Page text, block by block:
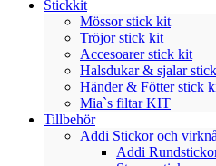
Stickkit
Mössor stick kit
Tröjor stick kit
Accesoarer stick kit
Halsdukar & sjalar
Händer & Fötter stick
Mia`s filtar KIT
Tillbehör
Addi Stickor och
Addi